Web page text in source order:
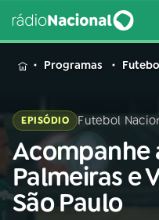
MENU
Buscar
na
Rádio
Nacional
Programas
EPISÓDIO Futebol
Acompanhe
Palmeiras e
São Paulo